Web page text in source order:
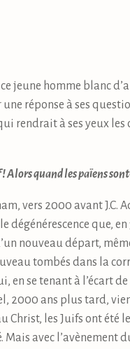
jeune homme blanc
réponse à ses
rendrait à ses yeux
! Alors quand les païens
vers 2000 avant J.C.
dégénérescence que,
nouveau départ,
tombés dans la
en se tenant à l’écart
2000 ans plus tard,
Christ, les Juifs ont été
Mais avec